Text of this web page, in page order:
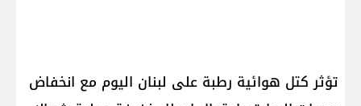
تؤثر كتل هوائية رطبة على لبنان اليوم مع انخفاض